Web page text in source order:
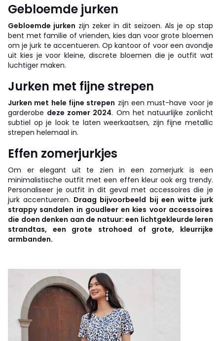
Gebloemde jurken
Gebloemde jurken zijn zeker in dit seizoen. Als je op stap
bent met familie of vrienden, kies dan voor grote bloemen
om je jurk te accentueren. Op kantoor of voor een avondje
uit kies je voor kleine, discrete bloemen die je outfit wat
luchtiger maken.
Jurken met fijne strepen
Jurken met hele fijne strepen zijn een must-have voor je
garderobe deze zomer 2024. Om het natuurlijke zonlicht
subtiel op je look te laten weerkaatsen, zijn fijne metallic
strepen helemaal in.
Effen zomerjurkjes
Om er elegant uit te zien in een zomerjurk is een
minimalistische outfit met een effen kleur ook erg trendy.
Personaliseer je outfit in dit geval met accessoires die je
jurk accentueren. Draag bijvoorbeeld bij een witte jurk
strappy sandalen in goudleer en kies voor accessoires
die doen denken aan de natuur: een lichtgekleurde leren
strandtas, een grote strohoed of grote, kleurrijke
armbanden.